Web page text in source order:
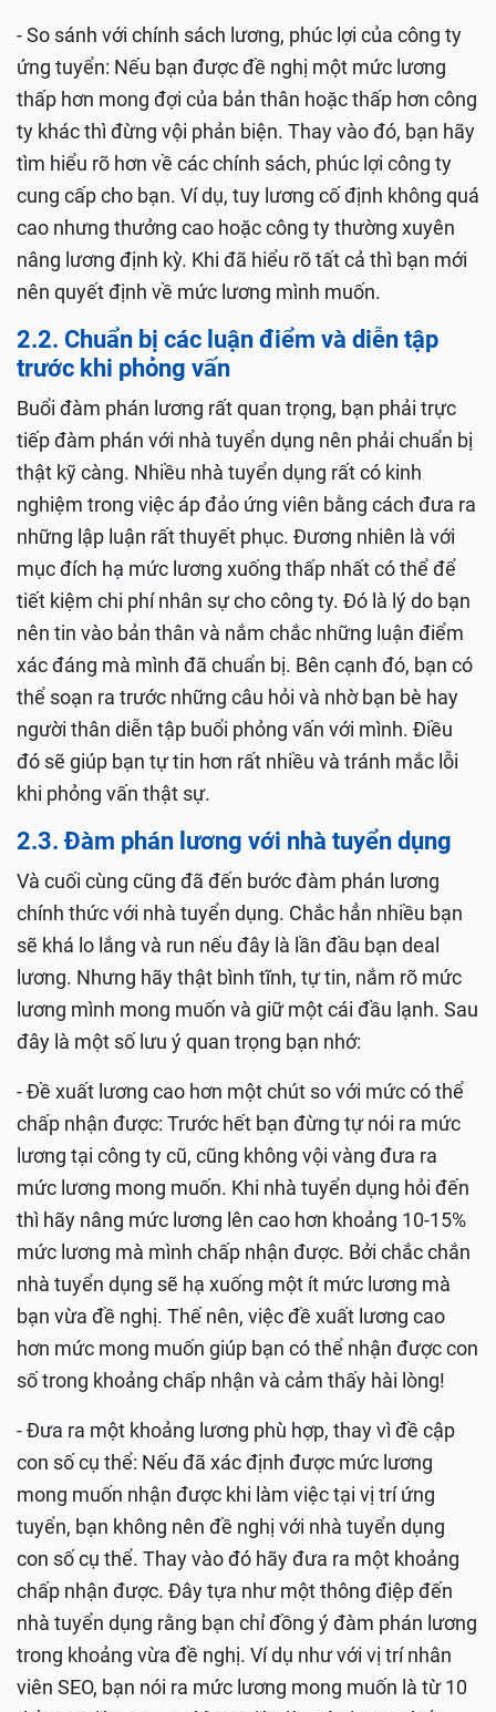
- So sánh với chính sách lương, phúc lợi của công ty
ứng tuyển: Nếu bạn được đề nghị một mức lương
thấp hơn mong đợi của bản thân hoặc thấp hơn công
ty khác thì đừng vội phản biện. Thay vào đó, bạn hãy
tìm hiểu rõ hơn về các chính sách, phúc lợi công ty
cung cấp cho bạn. Ví dụ, tuy lương cố định không quá
cao nhưng thưởng cao hoặc công ty thường xuyên
nâng lương định kỳ. Khi đã hiểu rõ tất cả thì bạn mới
nên quyết định về mức lương mình muốn.
2.2. Chuẩn bị các luận điểm và diễn tập
trước khi phỏng vấn
Buổi đàm phán lương rất quan trọng, bạn phải trực
tiếp đàm phán với nhà tuyển dụng nên phải chuẩn bị
thật kỹ càng. Nhiều nhà tuyển dụng rất có kinh
nghiệm trong việc áp đảo ứng viên bằng cách đưa ra
những lập luận rất thuyết phục. Đương nhiên là với
mục đích hạ mức lương xuống thấp nhất có thể để
tiết kiệm chi phí nhân sự cho công ty. Đó là lý do bạn
nên tin vào bản thân và nắm chắc những luận điểm
xác đáng mà mình đã chuẩn bị. Bên cạnh đó, bạn có
thể soạn ra trước những câu hỏi và nhờ bạn bè hay
người thân diễn tập buổi phỏng vấn với mình. Điều
đó sẽ giúp bạn tự tin hơn rất nhiều và tránh mắc lỗi
khi phỏng vấn thật sự.
2.3. Đàm phán lương với nhà tuyển dụng
Và cuối cùng cũng đã đến bước đàm phán lương
chính thức với nhà tuyển dụng. Chắc hẳn nhiều bạn
sẽ khá lo lắng và run nếu đây là lần đầu bạn deal
lương. Nhưng hãy thật bình tĩnh, tự tin, nắm rõ mức
lương mình mong muốn và giữ một cái đầu lạnh. Sau
đây là một số lưu ý quan trọng bạn nhớ:
- Đề xuất lương cao hơn một chút so với mức có thể
chấp nhận được: Trước hết bạn đừng tự nói ra mức
lương tại công ty cũ, cũng không vội vàng đưa ra
mức lương mong muốn. Khi nhà tuyển dụng hỏi đến
thì hãy nâng mức lương lên cao hơn khoảng 10-15%
mức lương mà mình chấp nhận được. Bởi chắc chắn
nhà tuyển dụng sẽ hạ xuống một ít mức lương mà
bạn vừa đề nghị. Thế nên, việc đề xuất lương cao
hơn mức mong muốn giúp bạn có thể nhận được con
số trong khoảng chấp nhận và cảm thấy hài lòng!
- Đưa ra một khoảng lương phù hợp, thay vì đề cập
con số cụ thể: Nếu đã xác định được mức lương
mong muốn nhận được khi làm việc tại vị trí ứng
tuyển, bạn không nên đề nghị với nhà tuyển dụng
con số cụ thể. Thay vào đó hãy đưa ra một khoảng
chấp nhận được. Đây tựa như một thông điệp đến
nhà tuyển dụng rằng bạn chỉ đồng ý đàm phán lương
trong khoảng vừa đề nghị. Ví dụ như với vị trí nhân
viên SEO, bạn nói ra mức lương mong muốn là từ 10